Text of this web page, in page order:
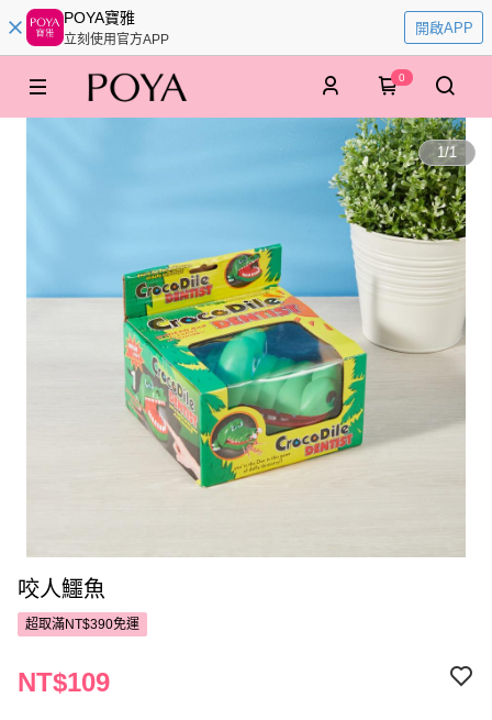
POYA寶雅
立刻使用官方APP
開啟APP
0
1/1
咬人鱷魚
超取滿NT$390免運
NT$109